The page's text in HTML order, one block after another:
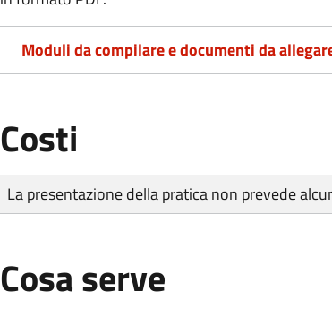
Moduli da compilare e documenti da
Costi
Tipo di pagamento
Importo
La presentazione della pratica non prevede
Cosa serve